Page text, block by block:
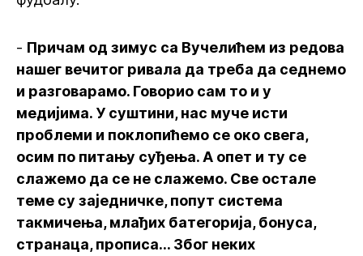
- Причам од зимус са Вучелићем из редова
нашег вечитог ривала да треба да седнемо
и разговарамо. Говорио сам то и у
медијима. У суштини, нас муче исти
проблеми и поклопићемо се око свега,
осим по питању суђења. А опет и ту се
слажемо да се не слажемо. Све остале
теме су заједничке, попут система
такмичења, млађих батегорија, бонуса,
странаца, прописа... Због неких